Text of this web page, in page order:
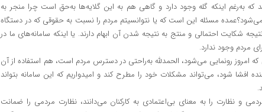
به‌رغم اینکه گله وجود دارد و گاهی هم به این گلایه‌ها به‌حق است چرا منجر به
مسئله این است که یا نتوانسیتم مردم را نسبت به حقوقی که در دستگاه
شکایت احتمالی و منتج به نتیجه شدن آن ابهام دارند. یا اینکه سامانه‌های ما در
مردم وجود ندارد.
امروز رونمایی می‌شود، الحمدلله به‌راحتی در دسترس مردم است، هم استفاده از آن
شود، می‌تواند مشکلات خود را مطرح کند و امیدواریم که این سامانه بتواند
و نظارت را به معنای بی‌اعتمادی به کارکنان می‌دانند، نظارت مردمی را ضمانت